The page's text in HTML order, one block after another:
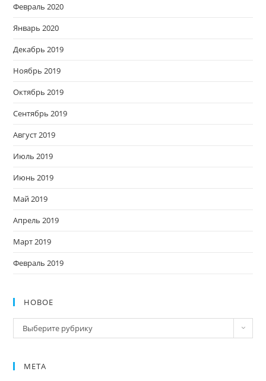
Февраль 2020
Январь 2020
Декабрь 2019
Ноябрь 2019
Октябрь 2019
Сентябрь 2019
Август 2019
Июль 2019
Июнь 2019
Май 2019
Апрель 2019
Март 2019
Февраль 2019
НОВОЕ
Новое
Выберите рубрику
МЕТА